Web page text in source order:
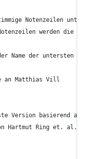
Notenzeilen
werden die
Name der untersten
an Matthias Vill
Version basierend auf
Hartmut Ring et. al.